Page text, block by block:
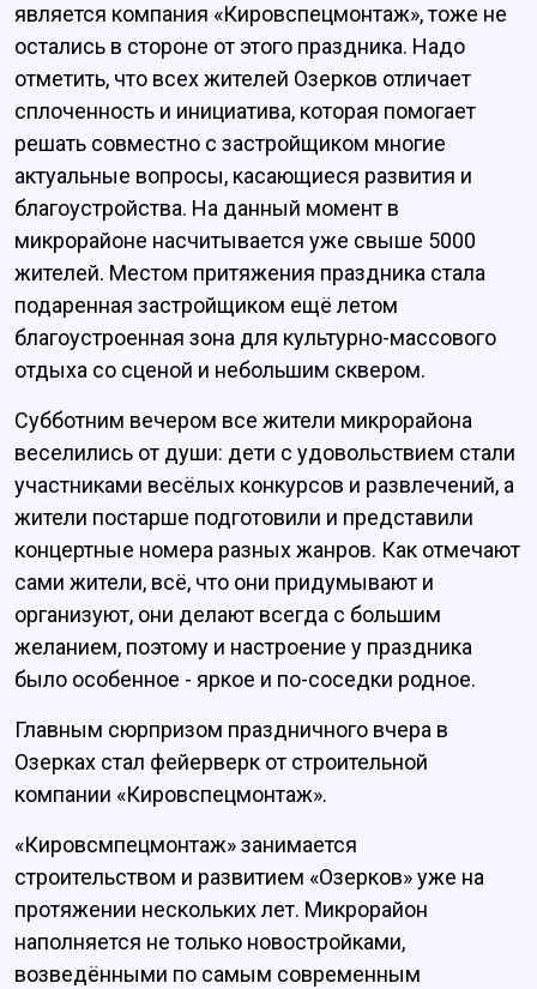
является компания «Кировспецмонтаж», тоже не
остались в стороне от этого праздника. Надо
отметить, что всех жителей Озерков отличает
сплоченность и инициатива, которая помогает
решать совместно с застройщиком многие
актуальные вопросы, касающиеся развития и
благоустройства. На данный момент в
микрорайоне насчитывается уже свыше 5000
жителей. Местом притяжения праздника стала
подаренная застройщиком ещё летом
благоустроенная зона для культурно-массового
отдыха со сценой и небольшим сквером.
Субботним вечером все жители микрорайона
веселились от души: дети с удовольствием стали
участниками весёлых конкурсов и развлечений, а
жители постарше подготовили и представили
концертные номера разных жанров. Как отмечают
сами жители, всё, что они придумывают и
организуют, они делают всегда с большим
желанием, поэтому и настроение у праздника
было особенное - яркое и по-соседки родное.
Главным сюрпризом праздничного вчера в
Озерках стал фейерверк от строительной
компании «Кировспецмонтаж».
«Кировсмпецмонтаж» занимается
строительством и развитием «Озерков» уже на
протяжении нескольких лет. Микрорайон
наполняется не только новостройками,
возведёнными по самым современным